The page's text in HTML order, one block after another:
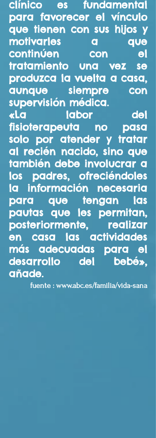
clínico es fundamental
para favorecer el vínculo
que tienen con sus hijos y
motivarles a que
continúen con el
tratamiento una vez se
produzca la vuelta a casa,
aunque siempre con
supervisión médica.
«La labor del
fisioterapeuta no pasa
solo por atender y tratar
al recién nacido, sino que
también debe involucrar a
los padres, ofreciéndoles
la información necesaria
para que tengan las
pautas que les permitan,
posteriormente, realizar
en casa las actividades
más adecuadas para el
desarrollo del bebé»,
añade.
fuente : www.abc.es/familia/vida-sana